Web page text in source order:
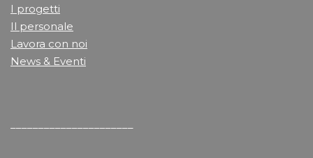
I progetti
Il personale
Lavora con noi
News & Eventi